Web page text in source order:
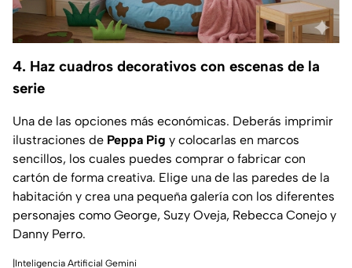
4. Haz cuadros decorativos con escenas de la
serie
Una de las opciones más económicas. Deberás imprimir
ilustraciones de Peppa Pig y colocarlas en marcos
sencillos, los cuales puedes comprar o fabricar con
cartón de forma creativa. Elige una de las paredes de la
habitación y crea una pequeña galería con los diferentes
personajes como George, Suzy Oveja, Rebecca Conejo y
Danny Perro.
|Inteligencia Artificial Gemini